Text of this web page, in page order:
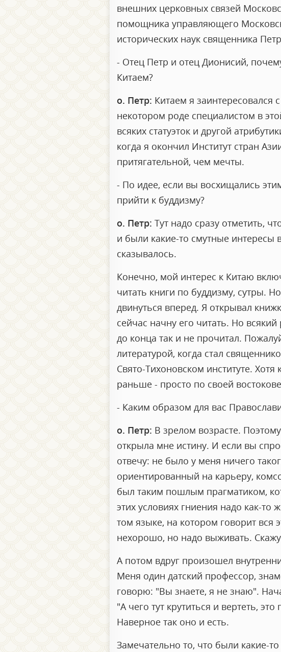
внешних церковных связей
помощника управляющего
исторических наук священника
- Отец Петр и отец Дионисий,
Китаем?
о. Петр: Китаем я заинтересовался
некотором роде специалистом в
всяких статуэток и другой
когда я окончил Институт стран
притягательной, чем мечты.
- По идее, если вы восхищались
прийти к буддизму?
о. Петр: Тут надо сразу отметить,
и были какие-то смутные интересы
сказывалось.
Конечно, мой интерес к Китаю
читать книги по буддизму, сутры.
двинуться вперед. Я открывал
сейчас начну его читать. Но
до конца так и не прочитал.
литературой, когда стал
Свято-Тихоновском институте.
раньше - просто по своей
- Каким образом для вас
о. Петр: В зрелом возрасте.
открыла мне истину. И если вы
отвечу: не было у меня ничего
ориентированный на карьеру,
был таким пошлым прагматиком,
этих условиях гниения надо как-то
том языке, на котором говорит вся
нехорошо, но надо выживать.
А потом вдруг произошел
Меня один датский профессор,
говорю: "Вы знаете, я не знаю".
"А чего тут крутиться и вертеть,
Наверное так оно и есть.
Замечательно то, что были какие-